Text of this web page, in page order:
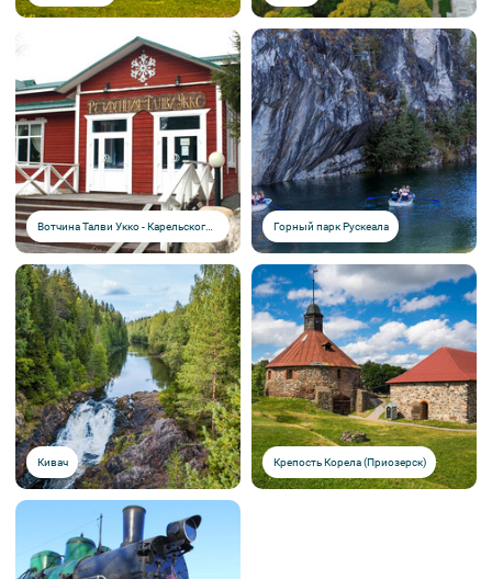
Вотчина Талви Укко - Карельского Деда Мороза Горный парк Рускеала
Кивач Крепость Корела (Приозерск)